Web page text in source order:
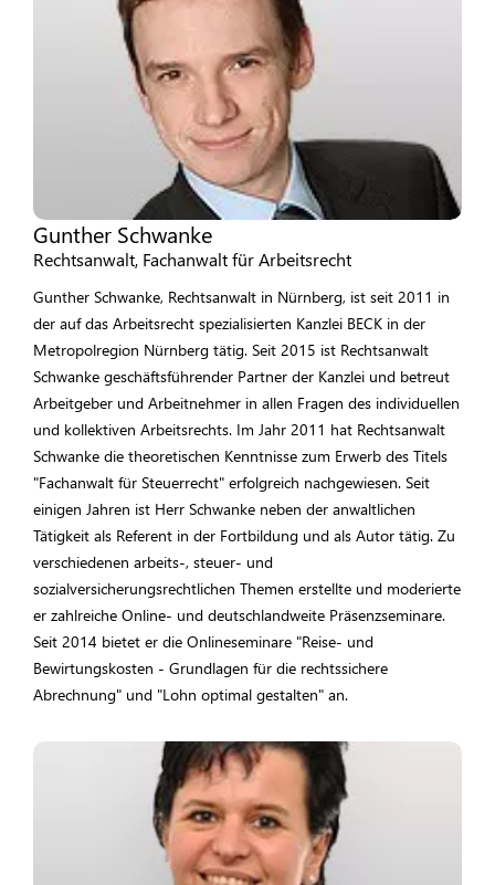
Gunther Schwanke
Rechtsanwalt, Fachanwalt für Arbeitsrecht
Gunther Schwanke, Rechtsanwalt in Nürnberg, ist seit 2011 in
der auf das Arbeitsrecht spezialisierten Kanzlei BECK in der
Metropolregion Nürnberg tätig. Seit 2015 ist Rechtsanwalt
Schwanke geschäftsführender Partner der Kanzlei und betreut
Arbeitgeber und Arbeitnehmer in allen Fragen des individuellen
und kollektiven Arbeitsrechts. Im Jahr 2011 hat Rechtsanwalt
Schwanke die theoretischen Kenntnisse zum Erwerb des Titels
"Fachanwalt für Steuerrecht" erfolgreich nachgewiesen. Seit
einigen Jahren ist Herr Schwanke neben der anwaltlichen
Tätigkeit als Referent in der Fortbildung und als Autor tätig. Zu
verschiedenen arbeits-, steuer- und
sozialversicherungsrechtlichen Themen erstellte und moderierte
er zahlreiche Online- und deutschlandweite Präsenzseminare.
Seit 2014 bietet er die Onlineseminare "Reise- und
Bewirtungskosten - Grundlagen für die rechtssichere
Abrechnung" und "Lohn optimal gestalten" an.